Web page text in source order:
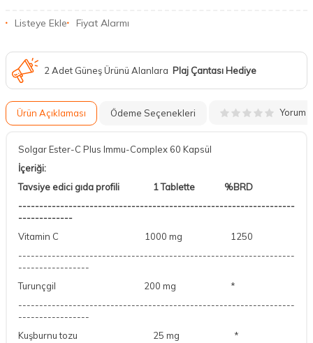
Listeye Ekle Fiyat Alarmı
2 Adet Güneş Ürünü Alanlara Plaj Çantası Hediye
Ürün Açıklaması Ödeme Seçenekleri Yorum
Solgar Ester-C Plus Immu-Complex 60 Kapsül
İçeriği:
Tavsiye edici gıda profili 1 Tablette %BRD
------------------------------------------------------------------
-------------
Vitamin C 1000 mg 1250
------------------------------------------------------------------
-----------------
Turunçgil 200 mg *
------------------------------------------------------------------
-----------------
Kuşburnu tozu 25 mg *